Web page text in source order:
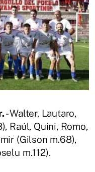
- Walter, Lautaro,
Raúl, Quini, Romo,
(Gilson m.68),
m.112).